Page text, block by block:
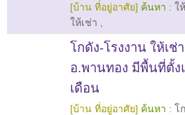
[บ้าน ที่อยู่อาศัย] ค้นหา : ใ
ให้เช่า
โกดัง-โรงงาน ให้เ
อ.พานทอง มีพื้นที่ตั้ง
เดือน
[บ้าน ที่อยู่อาศัย] ค้นหา : โ